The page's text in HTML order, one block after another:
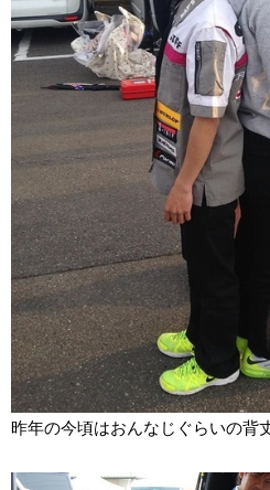
昨年の今頃はおんなじぐらいの背